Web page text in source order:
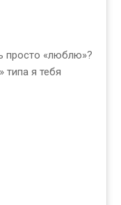
просто «люблю»?
типа я тебя